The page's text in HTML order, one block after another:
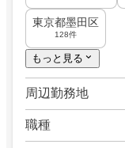
東京都墨田区
128件
もっと見る
周辺勤務地
職種